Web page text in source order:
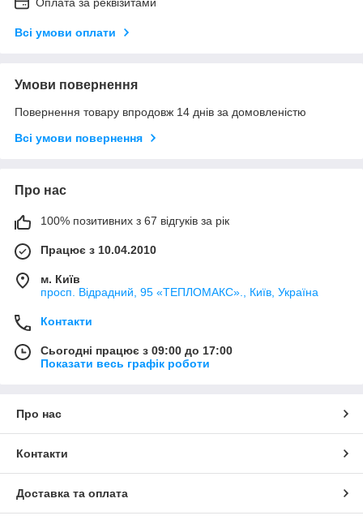
Всі умови оплати
Умови повернення
Повернення товару впродовж 14 днів за домовленістю
Всі умови повернення
Про нас
100% позитивних з 67 відгуків за рік
Працює з 10.04.2010
м. Київ
просп. Відрадний, 95 «ТЕПЛОМАКС»., Київ, Україна
Контакти
Сьогодні працює з 09:00 до 17:00
Показати весь графік роботи
Про нас
Контакти
Доставка та оплата